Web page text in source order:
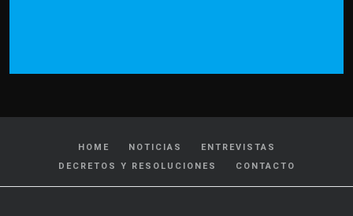
HOME NOTICIAS
ENTREVISTAS
DECRETOS Y RESOLUCIONES
CONTACTO